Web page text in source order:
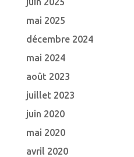
mai 2025
décembre 2024
mai 2024
août 2023
juillet 2023
juin 2020
mai 2020
avril 2020